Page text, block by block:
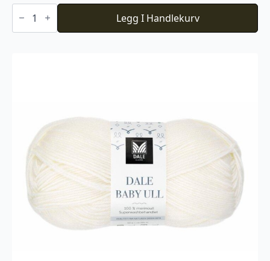
Du
Store
Faerytale
Legg I Handlekurv